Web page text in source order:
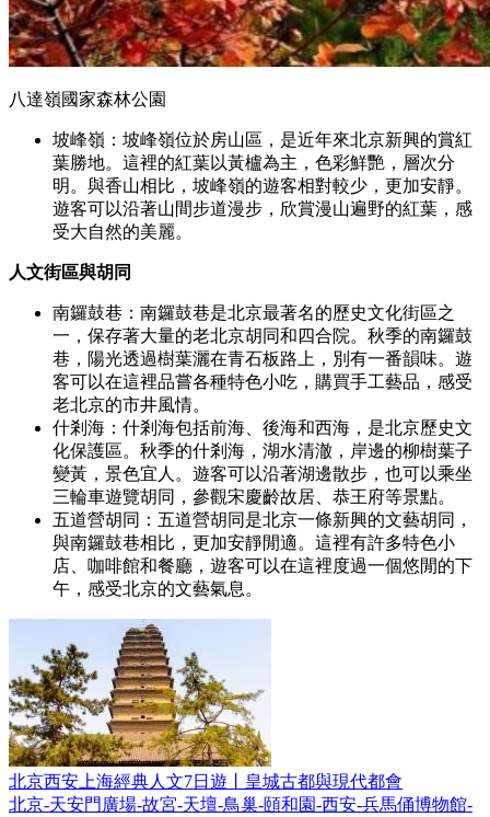
八達嶺國家森林公園
坡峰嶺：坡峰嶺位於房山區，是近年來北京新興的賞紅
葉勝地。這裡的紅葉以黃櫨為主，色彩鮮艷，層次分
明。與香山相比，坡峰嶺的遊客相對較少，更加安靜。
遊客可以沿著山間步道漫步，欣賞漫山遍野的紅葉，感
受大自然的美麗。
人文街區與胡同
南鑼鼓巷：南鑼鼓巷是北京最著名的歷史文化街區之
一，保存著大量的老北京胡同和四合院。秋季的南鑼鼓
巷，陽光透過樹葉灑在青石板路上，別有一番韻味。遊
客可以在這裡品嘗各種特色小吃，購買手工藝品，感受
老北京的市井風情。
什剎海：什剎海包括前海、後海和西海，是北京歷史文
化保護區。秋季的什剎海，湖水清澈，岸邊的柳樹葉子
變黃，景色宜人。遊客可以沿著湖邊散步，也可以乘坐
三輪車遊覽胡同，參觀宋慶齡故居、恭王府等景點。
五道營胡同：五道營胡同是北京一條新興的文藝胡同，
與南鑼鼓巷相比，更加安靜閒適。這裡有許多特色小
店、咖啡館和餐廳，遊客可以在這裡度過一個悠閒的下
午，感受北京的文藝氣息。
北京西安上海經典人文7日遊丨皇城古都與現代都會
北京-天安門廣場-故宮-天壇-鳥巢-頤和園-西安-兵馬俑博物館-